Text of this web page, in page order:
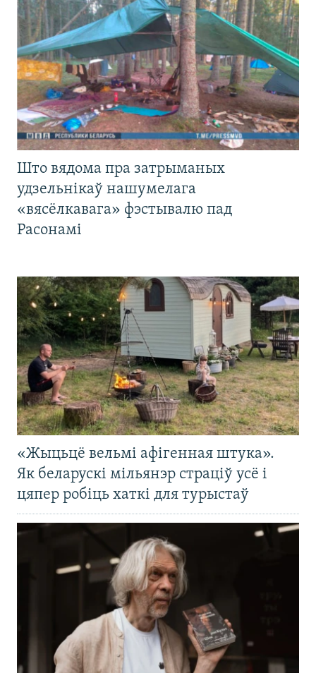
Што вядома пра затрыманых
удзельнікаў нашумелага
«вясёлкавага» фэстывалю пад
Расонамі
«Жыцьцё вельмі афігенная штука».
Як беларускі мільянэр страціў усё і
цяпер робіць хаткі для турыстаў